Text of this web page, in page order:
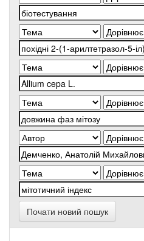
Почати новий пошук